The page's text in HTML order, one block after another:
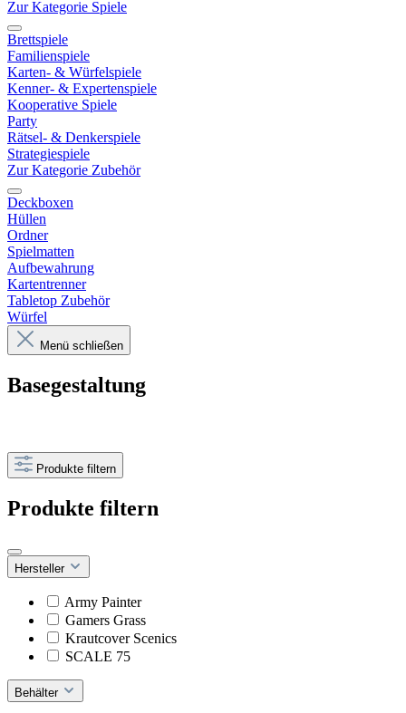
Zur Kategorie Spiele
Brettspiele
Familienspiele
Karten- & Würfelspiele
Kenner- & Expertenspiele
Kooperative Spiele
Party
Rätsel- & Denkerspiele
Strategiespiele
Zur Kategorie Zubehör
Deckboxen
Hüllen
Ordner
Spielmatten
Aufbewahrung
Kartentrenner
Tabletop Zubehör
Würfel
Menü schließen
Basegestaltung
Produkte filtern
Produkte filtern
Hersteller
Army Painter
Gamers Grass
Krautcover Scenics
SCALE 75
Behälter